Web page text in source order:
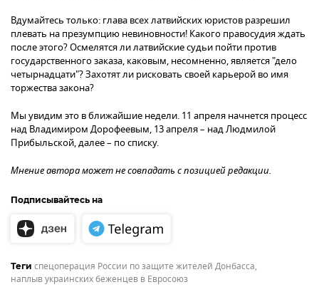
Вдумайтесь только: глава всех латвийских юристов разрешил
плевать на презумпцию невиновности! Какого правосудия ждать
после этого? Осмелятся ли латвийские судьи пойти против
государственного заказа, каковым, несомненно, является "дело
четырнадцати"? Захотят ли рисковать своей карьерой во имя
торжества закона?
Мы увидим это в ближайшие недели. 11 апреля начнется процесс
над Владимиром Дорофеевым, 13 апреля – над Людмилой
Прибыльской, далее – по списку.
Мнение автора может не совпадать с позицией редакции.
Подписывайтесь на
Теги спецоперация России по защите жителей Донбасса,
наплыв украинских беженцев в Евросоюз